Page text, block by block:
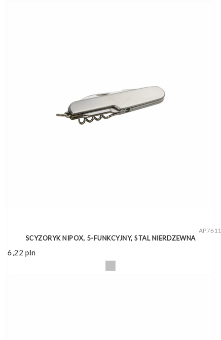
SCYZORYK NIPOX, 5-FUNKCYJNY, STAL NIERDZEWNA
6,22 pln